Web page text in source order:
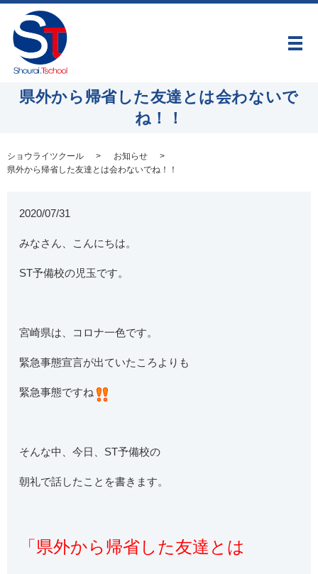
メ
県外から帰省した友達とは会わないで
ね！！
ショウライツクール
お知らせ
県外から帰省した友達とは会わないでね！！
2020/07/31
みなさん、こんにちは。
ST予備校の児玉です。
宮崎県は、コロナ一色です。
緊急事態宣言が出ていたころよりも
緊急事態ですね
そんな中、今日、ST予備校の
朝礼で話したことを書きます。
「県外から帰省した友達とは